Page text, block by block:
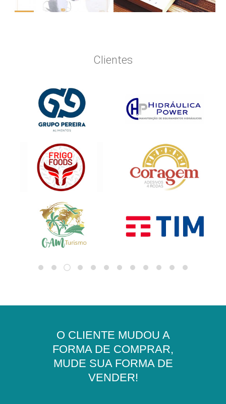
Clientes
O CLIENTE MUDOU A
FORMA DE COMPRAR,
MUDE SUA FORMA DE
VENDER!